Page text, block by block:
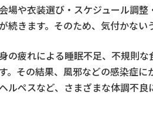
場や衣装選び・スケジュール調
続きます。そのため、気付かない
の疲れによる睡眠不足、不規則
。その結果、風邪などの感染症
ルペスなど、さまざまな体調不良